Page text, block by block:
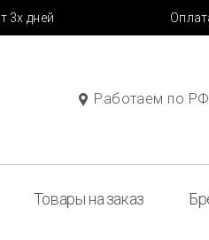
3х дней
Работаем по РФ
Товары на заказ